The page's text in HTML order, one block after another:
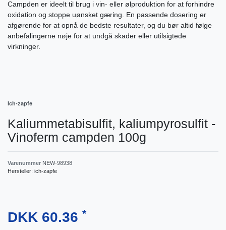
Campden er ideelt til brug i vin- eller ølproduktion for at forhindre
oxidation og stoppe uønsket gæring. En passende dosering er
afgørende for at opnå de bedste resultater, og du bør altid følge
anbefalingerne nøje for at undgå skader eller utilsigtede
virkninger.
Ich-zapfe
Kaliummetabisulfit, kaliumpyrosulfit -
Vinoferm campden 100g
Varenummer NEW-98938
Hersteller: ich-zapfe
DKK 60.36 *